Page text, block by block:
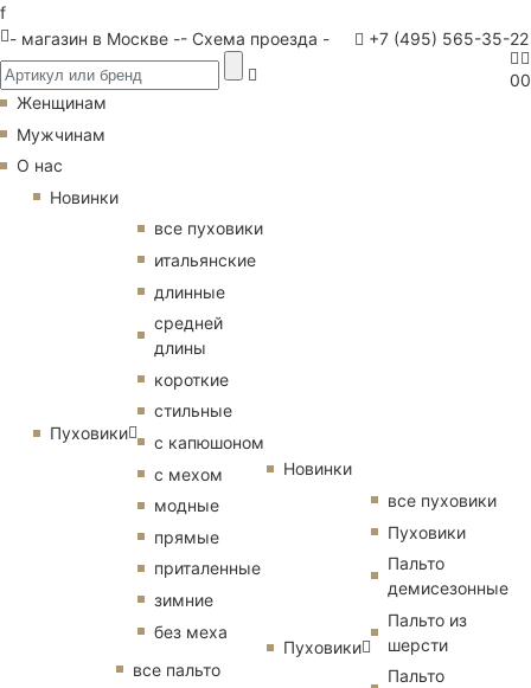
f
- магазин в Москве -- Схема проезда - +7 (495) 565-35-22
00
Женщинам
Мужчинам
О нас
Новинки
Пуховики
все пуховики
итальянские
длинные
средней
длины
короткие
стильные
с капюшоном
с мехом
модные
прямые
приталенные
зимние
без меха
все пальто
Новинки
Пуховики
все пуховики
Пуховики
Пальто
демисезонные
Пальто из
шерсти
Пальто